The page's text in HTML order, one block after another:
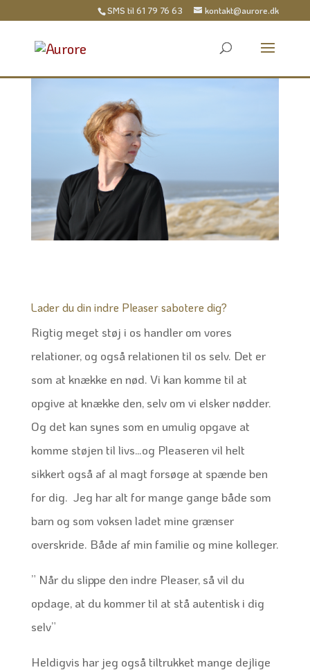
SMS til61 79 76 63 kontakt@aurore.dk
Lader du din indre Pleaser sabotere dig?
Rigtig meget støj i os handler om vores
relationer, og også relationen til os selv. Det er
som at knække en nød. Vi kan komme til at
opgive at knække den, selv om vi elsker nødder.
Og det kan synes som en umulig opgave at
komme støjen til livs…og Pleaseren vil helt
sikkert også af al magt forsøge at spænde ben
for dig. Jeg har alt for mange gange både som
barn og som voksen ladet mine grænser
overskride. Både af min familie og mine kolleger.
” Når du slippe den indre Pleaser, så vil du
opdage, at du kommer til at stå autentisk i dig
selv”
Heldigvis har jeg også tiltrukket mange dejlige